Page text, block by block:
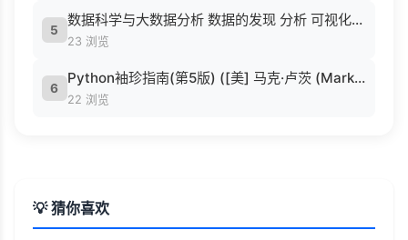
5
数据科学与大数据分析 数据的发现 分析 可视化与表示 ( etc.).epub
23 浏览
6
Python袖珍指南(第5版) ([美] 马克·卢茨 (Mark Lutz) 著 候荣涛 译).pdf
22 浏览
💡 猜你喜欢